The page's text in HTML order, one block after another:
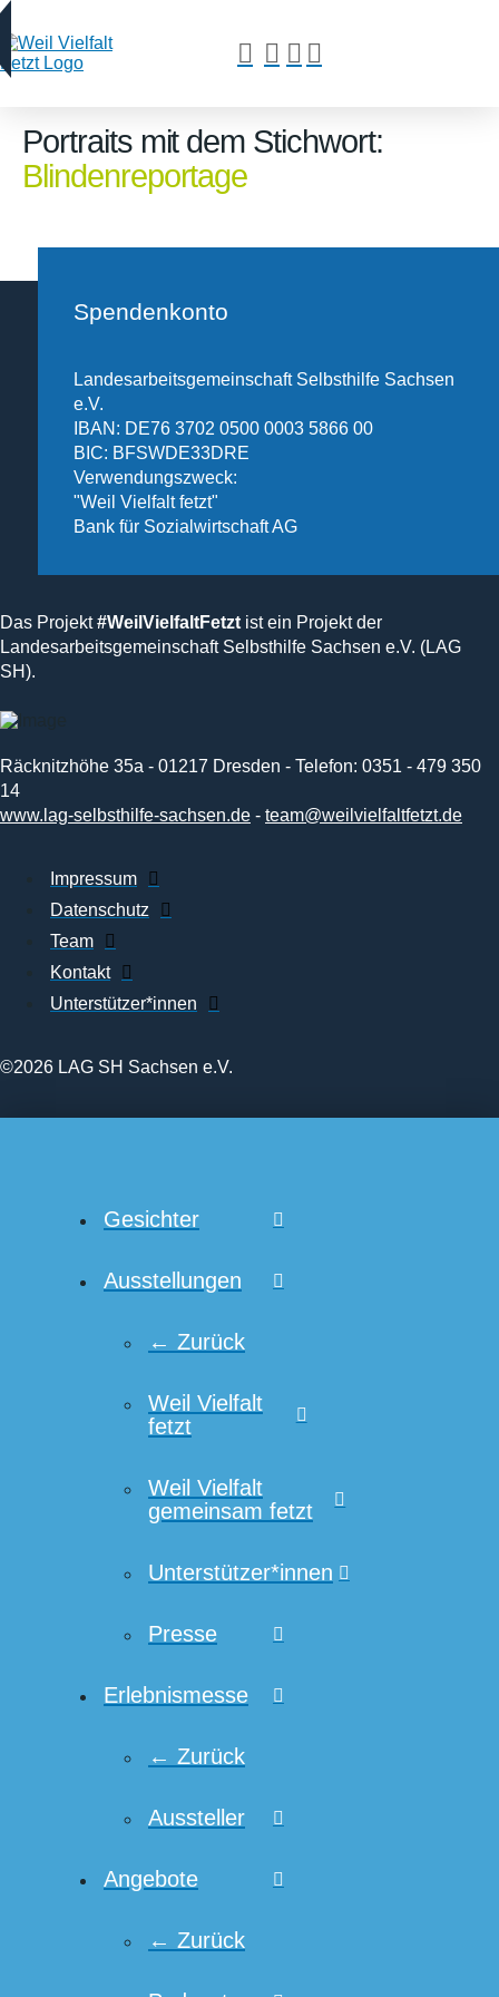
Portraits mit dem Stichwort:
Blindenreportage
Spendenkonto
Landesarbeitsgemeinschaft Selbsthilfe Sachsen
e.V.
IBAN: DE76 3702 0500 0003 5866 00
BIC: BFSWDE33DRE
Verwendungszweck:
"Weil Vielfalt fetzt"
Bank für Sozialwirtschaft AG
Das Projekt#WeilVielfaltFetzt ist ein Projekt der
Landesarbeitsgemeinschaft Selbsthilfe Sachsen e.V. (LAG
SH).
Räcknitzhöhe 35a - 01217 Dresden - Telefon: 0351 - 479 350
14
www.lag-selbsthilfe-sachsen.de - team@weilvielfaltfetzt.de
Impressum
Datenschutz
Team
Kontakt
Unterstützer*innen
©2026 LAG SH Sachsen e.V.
Gesichter
Ausstellungen
← Zurück
Weil Vielfalt
fetzt
Weil Vielfalt
gemeinsam fetzt
Unterstützer*innen
Presse
Erlebnismesse
← Zurück
Aussteller
Angebote
← Zurück